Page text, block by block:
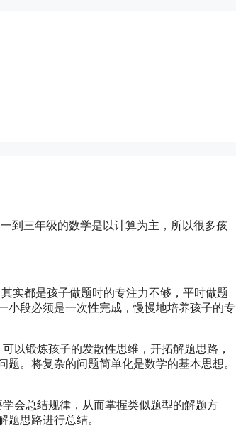
到三年级的数学是以计算为主，所以很多孩
实都是孩子做题时的专注力不够，平时做题
小段必须是一次性完成，慢慢地培养孩子的专
以锻炼孩子的发散性思维，开拓解题思路，
。将复杂的问题简单化是数学的基本思想。
会总结规律，从而掌握类似题型的解题方
思路进行总结。